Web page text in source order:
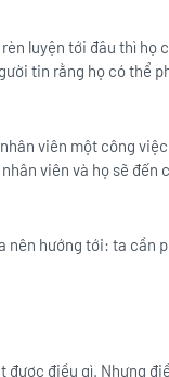
luyện tới đâu thì họ
tin rằng họ có thể
viên một công
viên và họ sẽ đến
nên hướng tới: ta cần
được điều gì. Nhưng